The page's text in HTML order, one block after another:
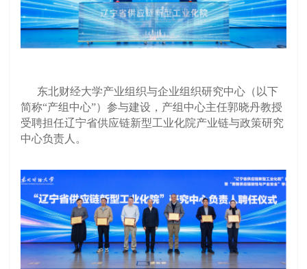
东北财经大学产业组织与企业组织研究中心（以下
简称“产组中心”）参与建设 ， 产组中心主任郭晓丹教授
受聘担任辽宁省供应链新型工业化院产业链与政策研究
中心负责人。